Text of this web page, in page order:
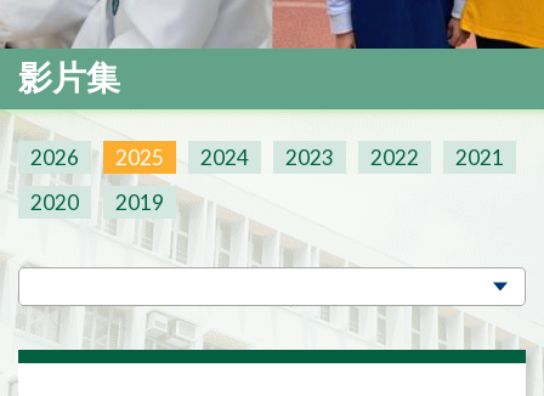
影片集
2026 2025 2024 2023 2022
2021
2020
2019